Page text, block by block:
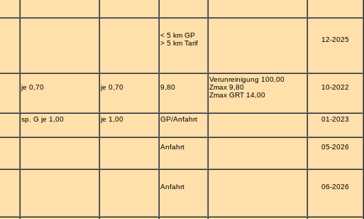
< 5 km GP
> 5 km Tarif
12-2025
je 0,70 je 0,70 9,80
Verunreinigung 100,00
Zmax 9,80
Zmax GRT 14,00
10-2022
sp. G je 1,00 je 1,00 GP/Anfahrt 01-2023
Anfahrt 05-2026
Anfahrt 06-2026